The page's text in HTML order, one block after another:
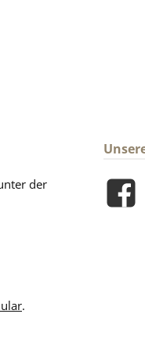
die uns
der
.